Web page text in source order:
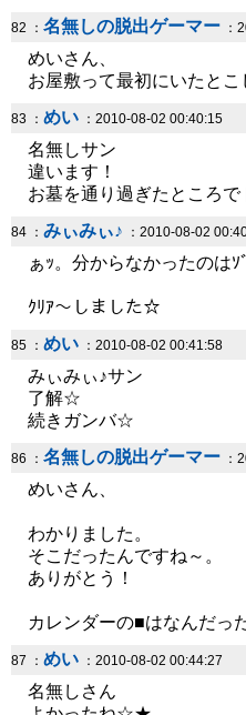
82 ： 名無しの脱出ゲーマー ：
めいさん、
お屋敷って最初にいたとこ
83 ： めい ：2010-08-02 00:40:15
名無しサン
違います！
お墓を通り過ぎたところで
84 ： みぃみぃ♪ ：2010-08-02
ぁｯ。分からなかったのはｿ
ｸﾘｱ～しました☆
85 ： めい ：2010-08-02 00:41:58
みぃみぃ♪サン
了解☆
続きガンバ☆
86 ： 名無しの脱出ゲーマー ：
めいさん、
わかりました。
そこだったんですね～。
ありがとう！
カレンダーの■はなんだっ
87 ： めい ：2010-08-02 00:44:27
名無しさん